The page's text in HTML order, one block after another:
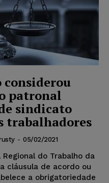
considerou
patronal
sindicato
trabalhadores
- 05/02/2021
Regional do Trabalho da
cláusula de acordo ou
a obrigatoriedade